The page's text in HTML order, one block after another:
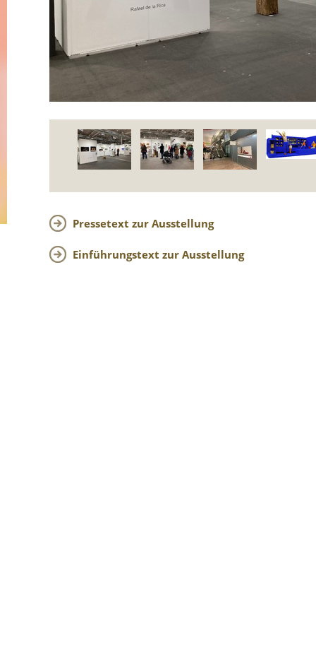
Pressetext zur Ausstellung
Einführungstext zur Ausstellung